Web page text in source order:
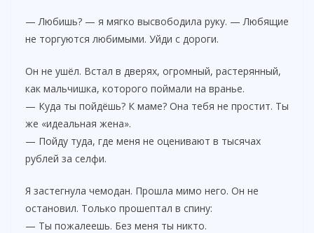
— Любишь? — я мягко высвободила руку. — Любящие
не торгуются любимыми. Уйди с дороги.
Он не ушёл. Встал в дверях, огромный, растерянный,
как мальчишка, которого поймали на вранье.
— Куда ты пойдёшь? К маме? Она тебя не простит. Ты
же «идеальная жена».
— Пойду туда, где меня не оценивают в тысячах
рублей за селфи.
Я застегнула чемодан. Прошла мимо него. Он не
остановил. Только прошептал в спину:
— Ты пожалеешь. Без меня ты никто.